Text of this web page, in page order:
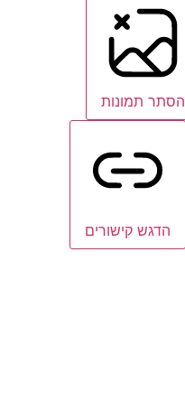
הסתר תמונות
הדגש קישורים